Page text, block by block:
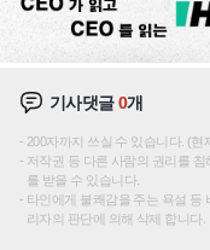
기사댓글0개
200자까지 쓰실 수 있습니다. (현
저작권 등 다른 사람의 권리를
를 받을 수 있습니다.
타인에게 불쾌감을 주는 욕설 등
리자의 판단에 의해 삭제 합니다.